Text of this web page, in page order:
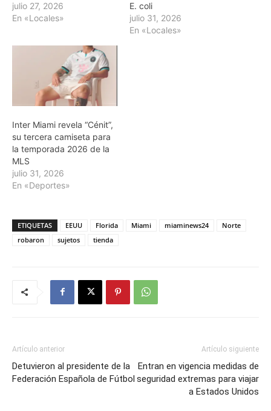
julio 27, 2026
En «Locales»
E. coli
julio 31, 2026
En «Locales»
Inter Miami revela “Cénit”,
su tercera camiseta para
la temporada 2026 de la
MLS
julio 31, 2026
En «Deportes»
ETIQUETAS EEUU Florida Miami miaminews24
Norte
robaron
sujetos tienda
Artículo anterior
Detuvieron al presidente de la
Federación Española de Fútbol
Artículo siguiente
Entran en vigencia medidas de
seguridad extremas para viajar
a Estados Unidos